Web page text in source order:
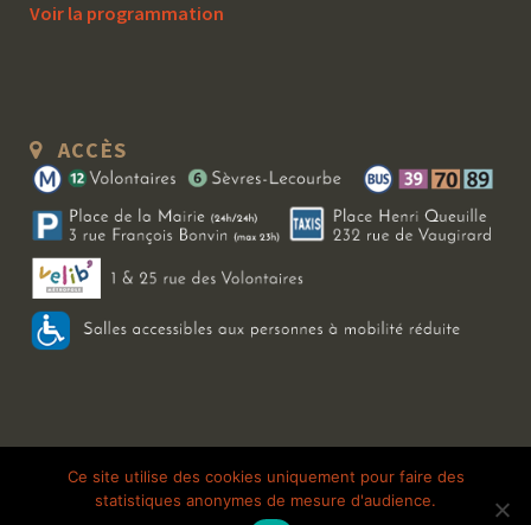
Voir la programmation
ACCÈS
Copyright 2026 Le Bal Blomet | Tous droits réservés | Mentions légales
Galerie photo
Ce site utilise des cookies uniquement pour faire des
statistiques anonymes de mesure d'audience.